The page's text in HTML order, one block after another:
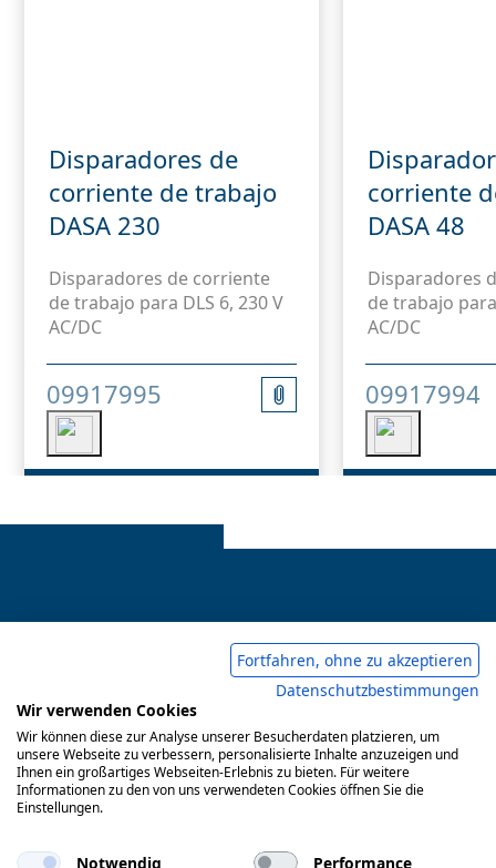
Disparadores de
corriente de trabajo
DASA 230
Disparadores de corriente
de trabajo para DLS 6, 230 V
AC/DC
09917995
corriente
DASA 48
Disparadores
de trabajo
AC/DC
09917994
Pie de imprenta
Condiciones comerciales generales
Política de privacidad
© 2017-2026 Doepke Schaltgeräte GmbH
Fortfahren, ohne zu akzeptieren
Datenschutzbestimmungen
Wir verwenden Cookies
Wir können diese zur Analyse unserer Besucherdaten platzieren, um
unsere Webseite zu verbessern, personalisierte Inhalte anzuzeigen und
Ihnen ein großartiges Webseiten-Erlebnis zu bieten. Für weitere
Informationen zu den von uns verwendeten Cookies öffnen Sie die
Einstellungen.
Notwendig Performance